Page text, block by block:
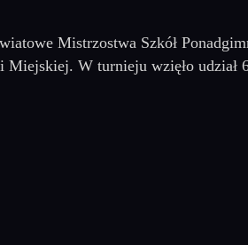
Mistrzostwa Szkół
W turnieju wzięło udział